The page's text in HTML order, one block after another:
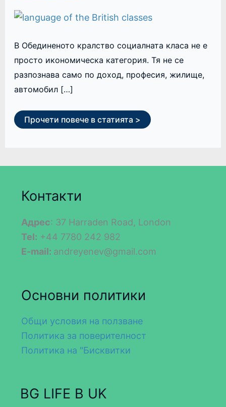
В Обединеното кралство социалната класа не е
просто икономическа категория. Тя не се
разпознава само по доход, професия, жилище,
автомобил […]
Прочети повече в статията >
Контакти
Адрес: 37 Harraden Road, London
Tel: +44 7780 242 982
E-mail: andreyenev@gmail.com
Основни политики
Общи условия на ползване
Политика за поверителност
Политика на "Бисквитки
BG LIFE В UK